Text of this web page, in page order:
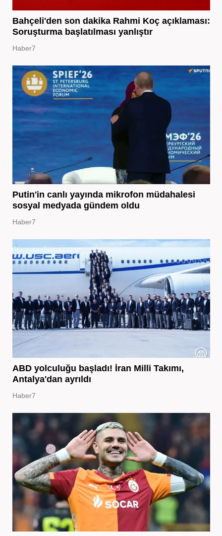
Bahçeli'den son dakika Rahmi Koç açıklaması:
Soruşturma başlatılması yanlıştır
Haber7
Putin'in canlı yayında mikrofon müdahalesi
sosyal medyada gündem oldu
Haber7
ABD yolculuğu başladı! İran Milli Takımı,
Antalya'dan ayrıldı
Haber7